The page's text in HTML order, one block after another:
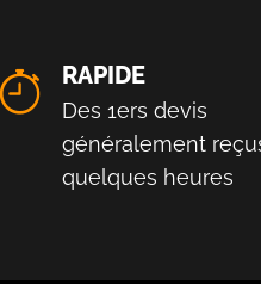
RAPIDE
Des 1ers devis
généralement
quelques heures